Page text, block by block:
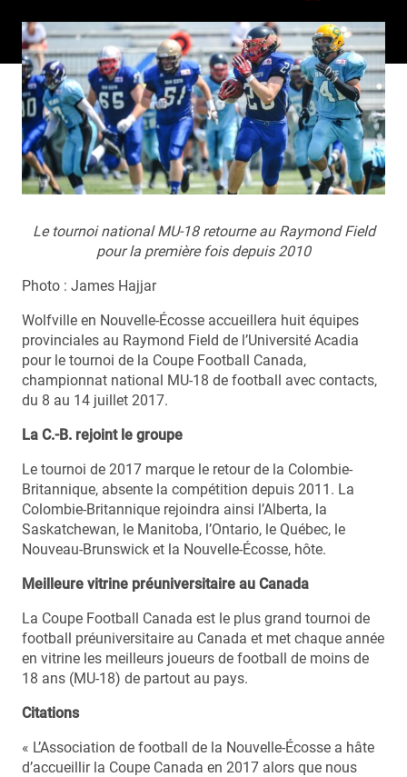
Le tournoi national MU-18 retourne au Raymond Field
pour la première fois depuis 2010
Photo : James Hajjar
Wolfville en Nouvelle-Écosse accueillera huit équipes
provinciales au Raymond Field de l’Université Acadia
pour le tournoi de la Coupe Football Canada,
championnat national MU-18 de football avec contacts,
du 8 au 14 juillet 2017.
La C.-B. rejoint le groupe
Le tournoi de 2017 marque le retour de la Colombie-
Britannique, absente la compétition depuis 2011. La
Colombie-Britannique rejoindra ainsi l’Alberta, la
Saskatchewan, le Manitoba, l’Ontario, le Québec, le
Nouveau-Brunswick et la Nouvelle-Écosse, hôte.
Meilleure vitrine préuniversitaire au Canada
La Coupe Football Canada est le plus grand tournoi de
football préuniversitaire au Canada et met chaque année
en vitrine les meilleurs joueurs de football de moins de
18 ans (MU-18) de partout au pays.
Citations
« L’Association de football de la Nouvelle-Écosse a hâte
d’accueillir la Coupe Canada en 2017 alors que nous